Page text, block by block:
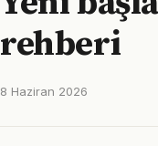
rehberi
8 Haziran 2026